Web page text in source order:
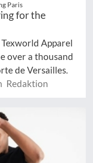
Paris
for the
Apparel
over a thousand
de Versailles.
Redaktion